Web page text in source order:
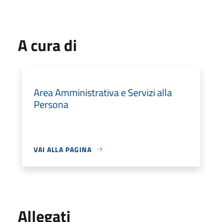
A cura di
Area Amministrativa e Servizi alla
Persona
VAI ALLA PAGINA
Allegati